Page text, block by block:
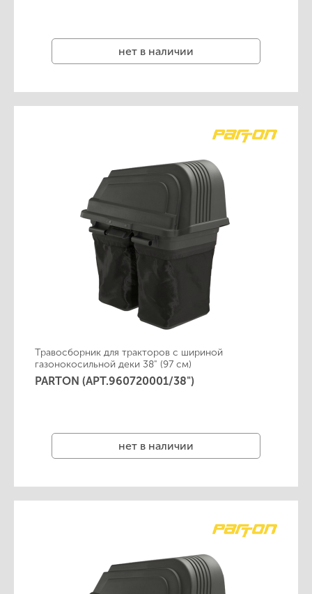
нет в наличии
Травосборник для тракторов с шириной
газонокосильной деки 38" (97 см)
PARTON (АРТ.960720001/38")
нет в наличии